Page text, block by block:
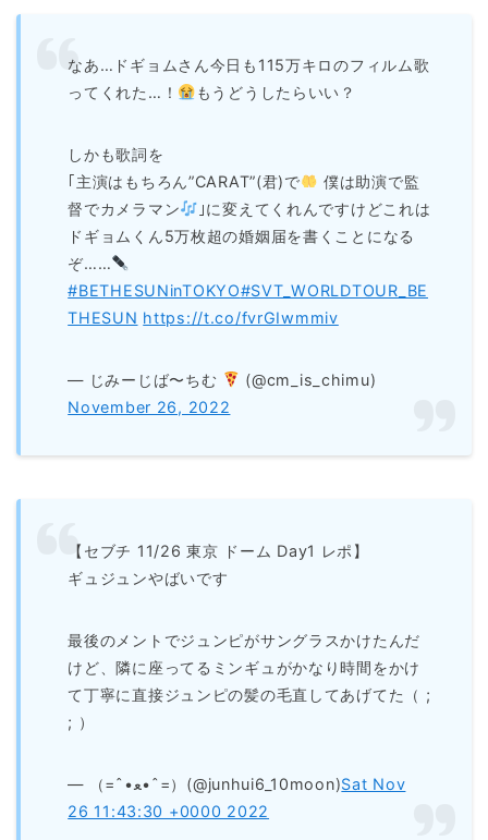
なあ…ドギョムさん今日も115万キロのフィルム歌
ってくれた…！
もうどうしたらいい？
しかも歌詞を
｢主演はもちろん”CARAT”(君)で
僕は助演で監
督でカメラマン
｣に変えてくれんですけどこれは
ドギョムくん5万枚超の婚姻届を書くことになる
ぞ……
#BETHESUNinTOKYO#SVT_WORLDTOUR_BE
THESUN https://t.co/fvrGIwmmiv
— じみーじば〜ちむ
(@cm_is_chimu)
November 26, 2022
【セブチ 11/26 東京 ドーム Day1 レポ】
ギュジュンやばいです
最後のメントでジュンピがサングラスかけたんだ
けど、隣に座ってるミンギュがかなり時間をかけ
て丁寧に直接ジュンピの髪の毛直してあげてた（ ;
; ）
— （=ˆ•ﻌ•ˆ=）(@junhui6_10moon)Sat Nov
26 11:43:30 +0000 2022